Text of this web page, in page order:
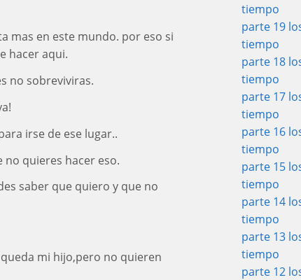
mas en este mundo. por eso si
hacer aqui.
no sobreviviras.
irse de ese lugar..
no quieres hacer eso.
saber que quiero y que no
mi hijo,pero no quieren
tiempo
parte 19
tiempo
parte 18
tiempo
parte 17
tiempo
parte 16
tiempo
parte 15
tiempo
parte 14
tiempo
parte 13
tiempo
parte 12